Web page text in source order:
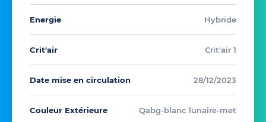
Energie Hybride
Crit'air Crit'air 1
Date mise en circulation 28/12/2023
Couleur Extérieure Qabg-blanc lunaire-met